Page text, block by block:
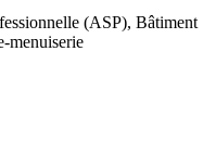
(ASP), Bâtiment
menuiserie